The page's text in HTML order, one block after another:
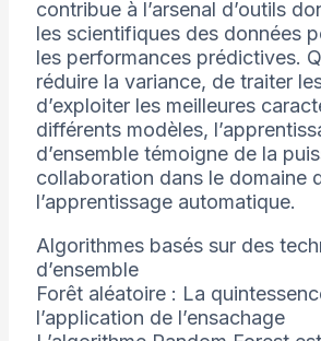
contribue à l’arsenal d’outils
les scientifiques des données
les performances prédictives.
réduire la variance, de traiter
d’exploiter les meilleures
différents modèles,
d’ensemble témoigne de la
collaboration dans le domaine
l’apprentissage automatique.
Algorithmes basés sur des
d’ensemble
Forêt aléatoire : La
l’application de l’ensachage